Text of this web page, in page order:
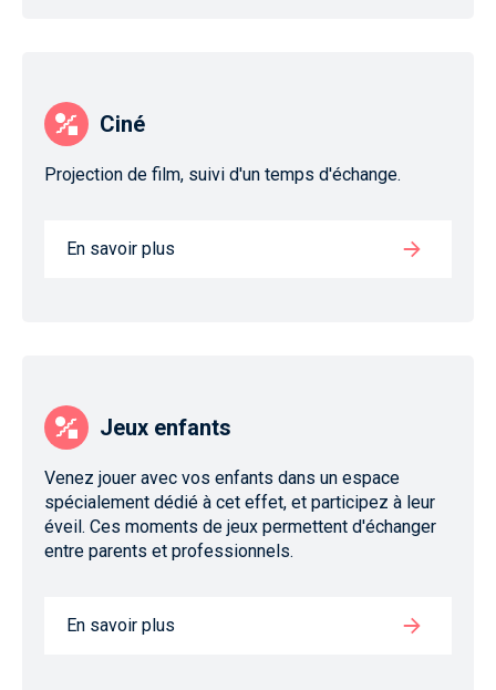
Ciné
Projection de film, suivi d'un temps d'échange.
En savoir plus
Jeux enfants
Venez jouer avec vos enfants dans un espace
spécialement dédié à cet effet, et participez à leur
éveil. Ces moments de jeux permettent d'échanger
entre parents et professionnels.
En savoir plus